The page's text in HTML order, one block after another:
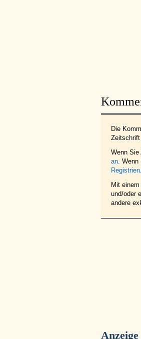
Die
Zeitschrift
Wenn Sie
an. Wenn
Mit
und/oder
andere
Anzeige